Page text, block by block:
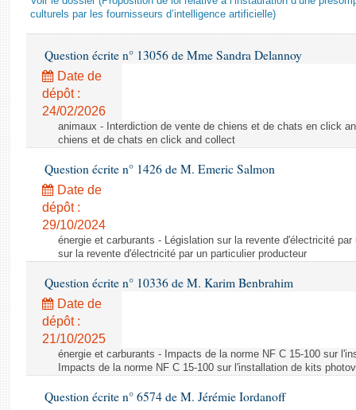
culturels par les fournisseurs d’intelligence artificielle)
Question écrite n° 13056 de Mme Sandra Delannoy
Date de
dépôt :
24/02/2026
animaux - Interdiction de vente de chiens et de chats en click
chiens et de chats en click and collect
Question écrite n° 1426 de M. Emeric Salmon
Date de
dépôt :
29/10/2024
énergie et carburants - Législation sur la revente d'électricité
sur la revente d'électricité par un particulier producteur
Question écrite n° 10336 de M. Karim Benbrahim
Date de
dépôt :
21/10/2025
énergie et carburants - Impacts de la norme NF C 15-100 sur
Impacts de la norme NF C 15-100 sur l'installation de kits
Question écrite n° 6574 de M. Jérémie Iordanoff